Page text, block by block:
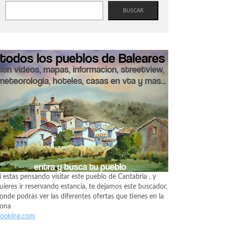
BUSCAR
estas pensando visitar este pueblo de Cantabria , y
ir reservando estancia, te dejamos este buscador,
podrás ver las diferentes ofertas que tienes en la